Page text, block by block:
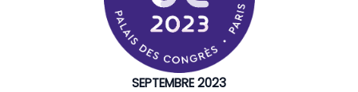
SEPTEMBRE 2023